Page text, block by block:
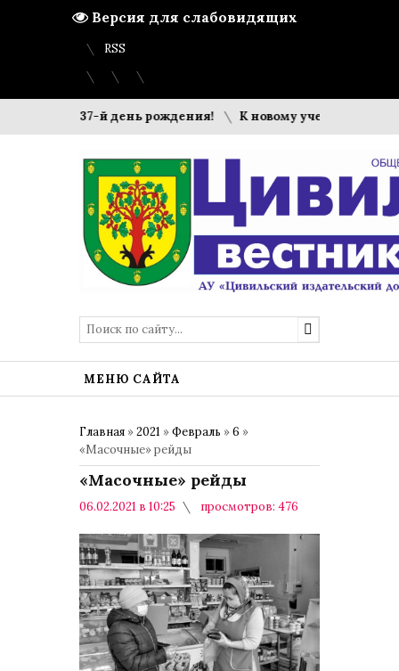
Версия для слабовидящих
Вход Регистрация
Карта сайта
RSS
437-й день рождения! К новому учебному году
МЕНЮ САЙТА
Главная »2021 »Февраль »6 »
«Масочные» рейды
«Масочные» рейды
06.02.2021 в 10:25
просмотров: 476